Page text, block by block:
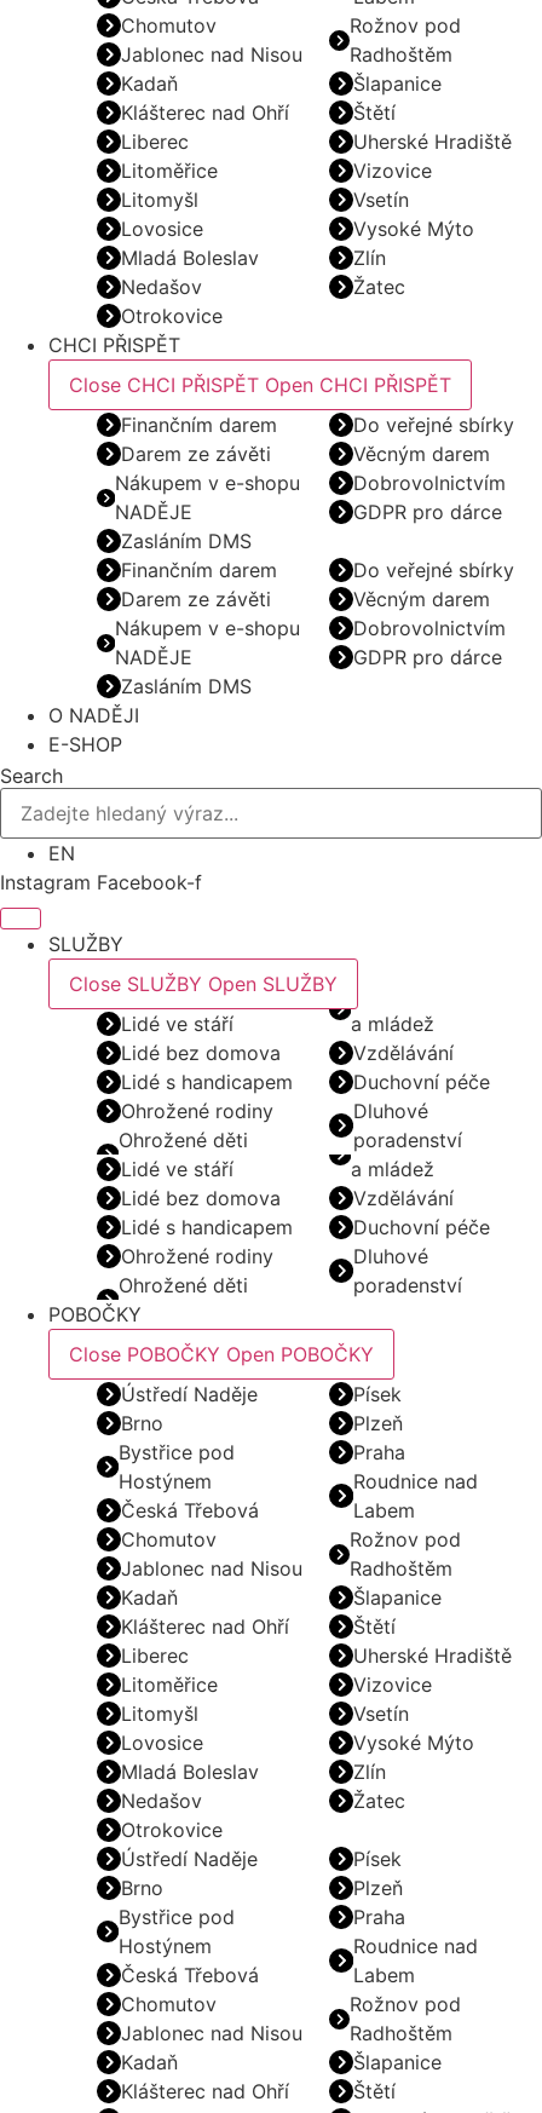
Chomutov
Jablonec nad Nisou
Kadaň
Klášterec nad Ohří
Liberec
Litoměřice
Litomyšl
Lovosice
Mladá Boleslav
Nedašov
Otrokovice
Rožnov pod
Radhoštěm
Šlapanice
Štětí
Uherské Hradiště
Vizovice
Vsetín
Vysoké Mýto
Zlín
Žatec
CHCI PŘISPĚT
Close CHCI PŘISPĚT Open CHCI PŘISPĚT
Finančním darem
Darem ze závěti
Nákupem v e-shopu
NADĚJE
Zasláním DMS
Do veřejné sbírky
Věcným darem
Dobrovolnictvím
GDPR pro dárce
Finančním darem
Darem ze závěti
Nákupem v e-shopu
NADĚJE
Zasláním DMS
Do veřejné sbírky
Věcným darem
Dobrovolnictvím
GDPR pro dárce
O NADĚJI
E-SHOP
Search
EN
Instagram Facebook-f
SLUŽBY
Close SLUŽBY Open SLUŽBY
Lidé ve stáří
Lidé bez domova
Lidé s handicapem
Ohrožené rodiny
Ohrožené děti
a mládež
Vzdělávání
Duchovní péče
Dluhové
poradenství
Lidé ve stáří
Lidé bez domova
Lidé s handicapem
Ohrožené rodiny
Ohrožené děti
a mládež
Vzdělávání
Duchovní péče
Dluhové
poradenství
POBOČKY
Close POBOČKY Open POBOČKY
Ústředí Naděje
Brno
Bystřice pod
Hostýnem
Česká Třebová
Chomutov
Jablonec nad Nisou
Kadaň
Klášterec nad Ohří
Liberec
Litoměřice
Litomyšl
Lovosice
Mladá Boleslav
Nedašov
Otrokovice
Písek
Plzeň
Praha
Roudnice nad
Labem
Rožnov pod
Radhoštěm
Šlapanice
Štětí
Uherské Hradiště
Vizovice
Vsetín
Vysoké Mýto
Zlín
Žatec
Ústředí Naděje
Brno
Bystřice pod
Hostýnem
Česká Třebová
Chomutov
Jablonec nad Nisou
Kadaň
Klášterec nad Ohří
Písek
Plzeň
Praha
Roudnice nad
Labem
Rožnov pod
Radhoštěm
Šlapanice
Štětí